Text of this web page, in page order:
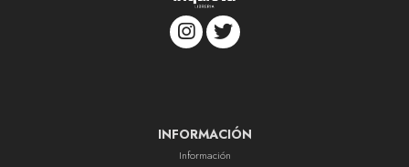
INFORMACIÓN
Información